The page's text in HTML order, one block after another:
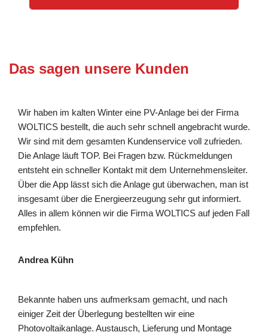
Das sagen unsere Kunden
Wir haben im kalten Winter eine PV-Anlage bei der Firma
WOLTICS bestellt, die auch sehr schnell angebracht wurde.
Wir sind mit dem gesamten Kundenservice voll zufrieden.
Die Anlage läuft TOP. Bei Fragen bzw. Rückmeldungen
entsteht ein schneller Kontakt mit dem Unternehmensleiter.
Über die App lässt sich die Anlage gut überwachen, man ist
insgesamt über die Energieerzeugung sehr gut informiert.
Alles in allem können wir die Firma WOLTICS auf jeden Fall
empfehlen.
Andrea Kühn
Bekannte haben uns aufmerksam gemacht, und nach
einiger Zeit der Überlegung bestellten wir eine
Photovoltaikanlage. Austausch, Lieferung und Montage